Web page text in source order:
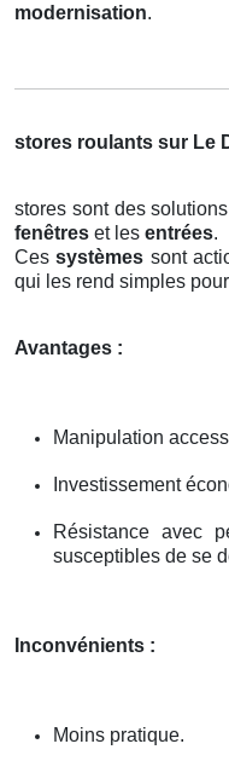
modernisation.
stores roulants sur Le
stores sont des
fenêtres et les entrées.
Cessystèmes sont
qui les rend simples
Avantages :
Manipulation
Investissement
Résistance avec
susceptibles de se
Inconvénients :
Moins pratique.